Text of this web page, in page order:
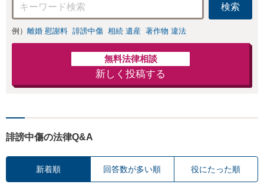
検索
例） 離婚 慰謝料 誹謗中傷 相続 遺産 著作物 違法
無料法律相談
新しく投稿する
誹謗中傷の法律Q&A
新着順 回答数が多い順 役にたった順